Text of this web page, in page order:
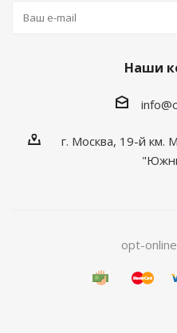
Наши
г. Москва, 19-й км.
opt-